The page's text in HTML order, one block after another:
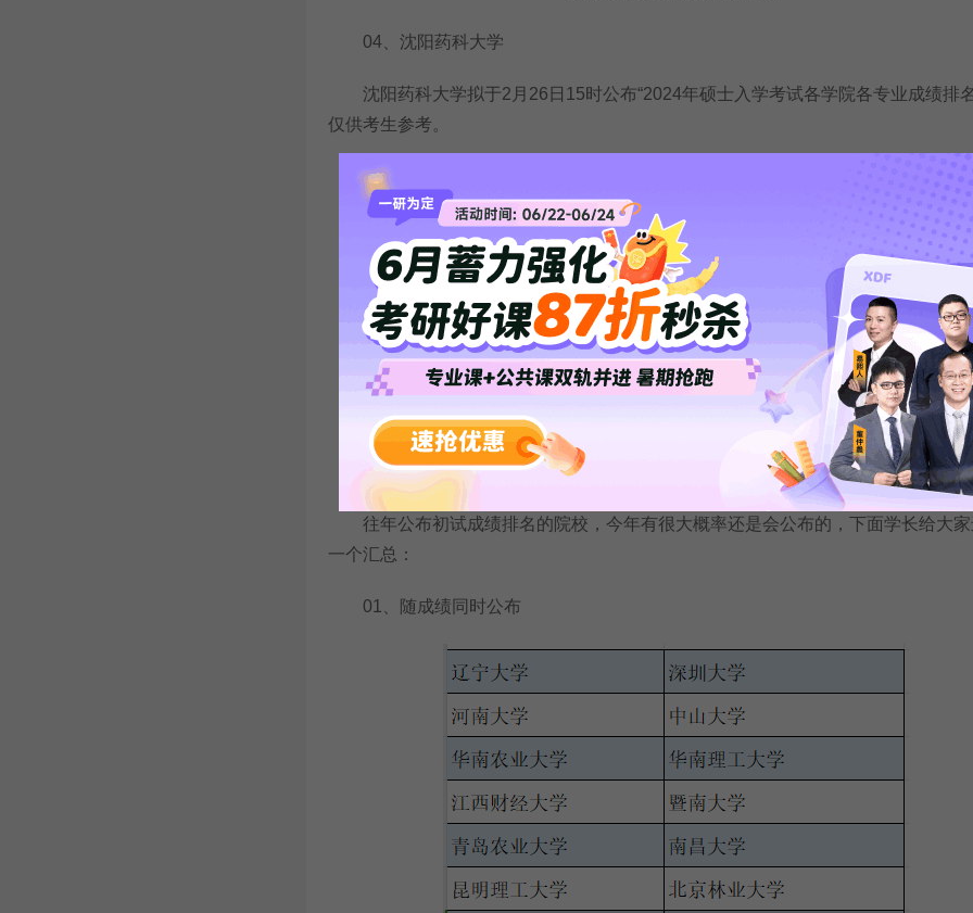
04、沈阳药科大学
沈阳药科大学拟于2月26日15时公布“2024年硕士入学考试各学院各专业成绩排
仅供考生参考。
(图片截自沈阳药科大学研究生院官网)
二、往年公布初试成绩排名的院校
往年公布初试成绩排名的院校，今年有很大概率还是会公布的，下面学长给大家
一个汇总：
01、随成绩同时公布